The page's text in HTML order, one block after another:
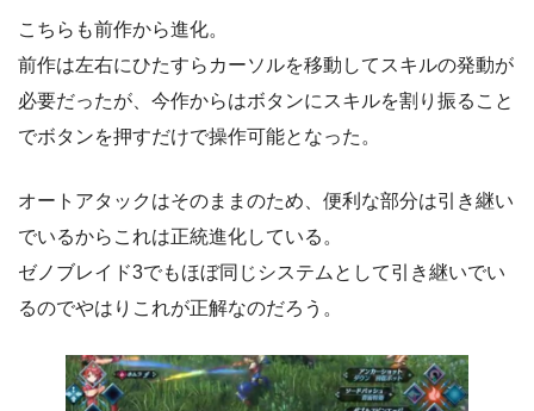
こちらも前作から進化。
前作は左右にひたすらカーソルを移動してスキルの発動が
必要だったが、今作からはボタンにスキルを割り振ること
でボタンを押すだけで操作可能となった。
オートアタックはそのままのため、便利な部分は引き継い
でいるからこれは正統進化している。
ゼノブレイド3でもほぼ同じシステムとして引き継いでい
るのでやはりこれが正解なのだろう。